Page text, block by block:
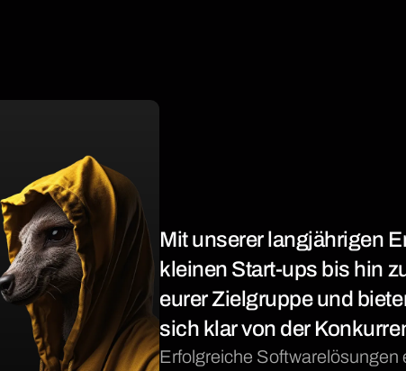
Mit unserer langjährigen
kleinen Start-ups bis hin
eurer Zielgruppe und
sich klar von der
Erfolgreiche Softwarelösungen